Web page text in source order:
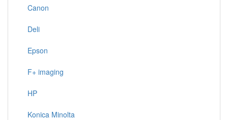
Canon
Deli
Epson
F+ imaging
HP
Konica Minolta